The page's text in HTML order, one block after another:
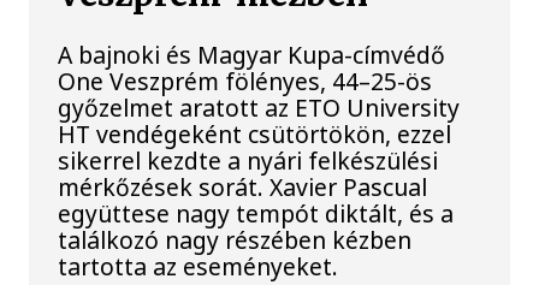
A bajnoki és Magyar Kupa-címvédő
One Veszprém fölényes, 44–25-ös
győzelmet aratott az ETO University
HT vendégeként csütörtökön, ezzel
sikerrel kezdte a nyári felkészülési
mérkőzések sorát. Xavier Pascual
együttese nagy tempót diktált, és a
találkozó nagy részében kézben
tartotta az eseményeket.